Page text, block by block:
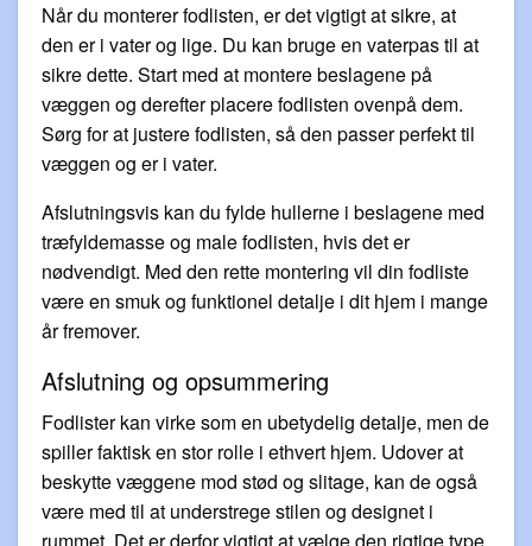
Når du monterer fodlisten, er det vigtigt at sikre, at
den er i vater og lige. Du kan bruge en vaterpas til at
sikre dette. Start med at montere beslagene på
væggen og derefter placere fodlisten ovenpå dem.
Sørg for at justere fodlisten, så den passer perfekt til
væggen og er i vater.
Afslutningsvis kan du fylde hullerne i beslagene med
træfyldemasse og male fodlisten, hvis det er
nødvendigt. Med den rette montering vil din fodliste
være en smuk og funktionel detalje i dit hjem i mange
år fremover.
Afslutning og opsummering
Fodlister kan virke som en ubetydelig detalje, men de
spiller faktisk en stor rolle i ethvert hjem. Udover at
beskytte væggene mod stød og slitage, kan de også
være med til at understrege stilen og designet i